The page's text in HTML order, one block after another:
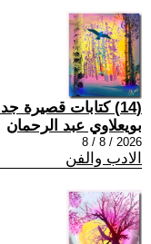
(14) كتابات قصيرة جدا / الهروب الصغير /
بويعلاوي عبد الرحمان
2026 / 8 / 8
الادب والفن